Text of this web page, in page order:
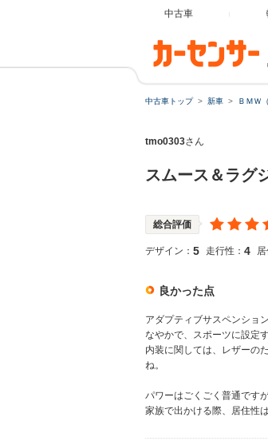
中古車
中古車トップ 新車 ＢＭＷ
tmo0303さん
スムース＆ラグ
総合評価
デザイン： 5 走行性： 4 居
良かった点
アダプティブサスペンショ
なやかで、スポーツに設定
内装に関しては、レザーの
ね。
パワーはごくごく普通です
家族で出かける際、居住性